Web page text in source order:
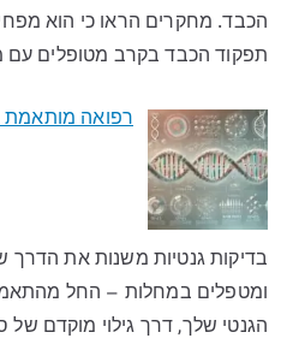
הכבד. מחקרים הראו כי הוא
תפקוד הכבד בקרב מטופלים עם
רפואה מותאמת
בדיקות גנטיות משנות את הדרך
ומטפלים במחלות – החל
הגנטי שלך, דרך גילוי מוקדם של